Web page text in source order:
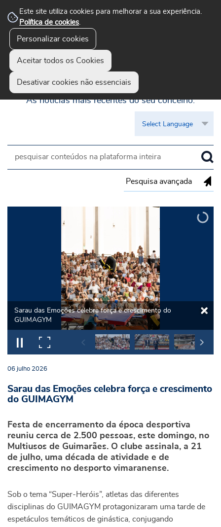
Este site utiliza cookies para melhorar a sua experiência.
Política de cookies.
Personalizar cookies
Aceitar todos os Cookies
Desativar cookies não essenciais
Pesquisa avançada
Guimarães Visível
As notícias mais recentes do seu concelho.
Sarau das Emoções celebra força e crescimento do
GUIMAGYM
06 julho 2026
Sarau das Emoções celebra força e crescimento
do GUIMAGYM
Festa de encerramento da época desportiva
reuniu cerca de 2.500 pessoas, este domingo, no
Multiusos de Guimarães. O clube assinala, a 21
de julho, uma década de atividade e de
crescimento no desporto vimaranense.
Sob o tema “Super-Heróis”, atletas das diferentes
disciplinas do GUIMAGYM protagonizaram uma tarde de
espetáculos temáticos de ginástica, conjugando